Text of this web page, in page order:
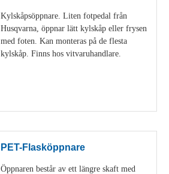
Kylskåpsöppnare. Liten fotpedal från
Husqvarna, öppnar lätt kylskåp eller frysen
med foten. Kan monteras på de flesta
kylskåp. Finns hos vitvaruhandlare.
PET-Flasköppnare
Öppnaren består av ett längre skaft med